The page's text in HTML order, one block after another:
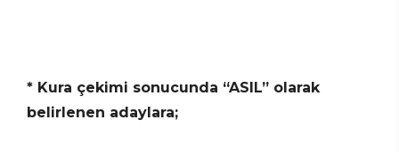
* Kura çekimi sonucunda “ASIL” olarak
belirlenen adaylara;